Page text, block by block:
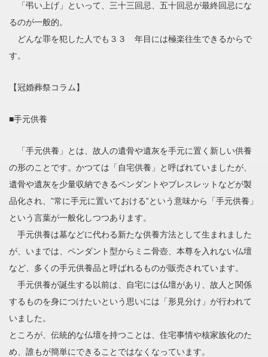
「弔い上げ」といって、三十三回忌、五十回忌が最終回忌にな
るのが一般的。
どんな罪を犯した人でも３３ 年目には極楽往生できるからで
す。
【冠婚葬祭コラム】
■手元供養
「手元供養」とは、故人の遺骨や遺灰を手元に置く新しい供養
の形のことです。かつては「自宅供養」と呼ばれていましたが、
遺骨や遺灰を少量収納できるペンダントやブレスレットなどが製
品化され、”常に手元に置いておける”という意味から「手元供養」
という言葉が一般化しつつあります。
手元供養は墓などに代わる新たな供養方法として生まれました
が、いまでは、ペンダント型からミニ骨壺、本尊を入れない仏壇
など、多くの手元供養品と呼ばれるものが販売されています。
手元供養が誕生する以前は、自宅には仏壇があり、故人と関係
するものを身につけたいという思いには「形見分け」が行われて
いました。
ところが、伝統的な仏壇を持つことは、住宅事情や核家族化のた
め、誰もが簡単にできることではなくなっています。